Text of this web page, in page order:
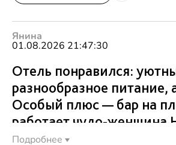
Янина
01.08.2026 21:47:30
Отель понравился:
разнообразное питание,
Особый плюс — бар на
работает чудо-женщина
которая всё успевает: и
Подробнее